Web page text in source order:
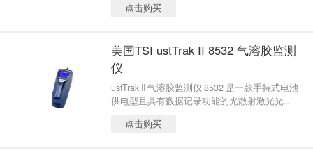
点击购买
美国TSI ustTrak II 8532 气溶胶监测
仪
ustTrak II 气溶胶监测仪 8532 是一款手持式电池
供电型且具有数据记录功能的光散射激光光度
点击购买